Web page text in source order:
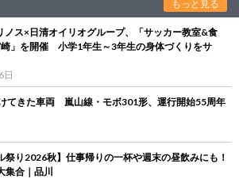
もっと見る
ノス×日清オイリオグループ、「サッカー教室&食
崎」を開催 小学1年生～3年生の身体づくりをサ
日
てきた車両 嵐山線・モボ301形、運行開始55周年
祭り2026秋】仕事帰りの一杯や週末の昼飲みにも！
集合｜品川